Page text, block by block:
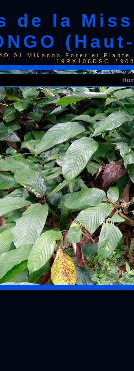
de la
01 Mikongo Foret et